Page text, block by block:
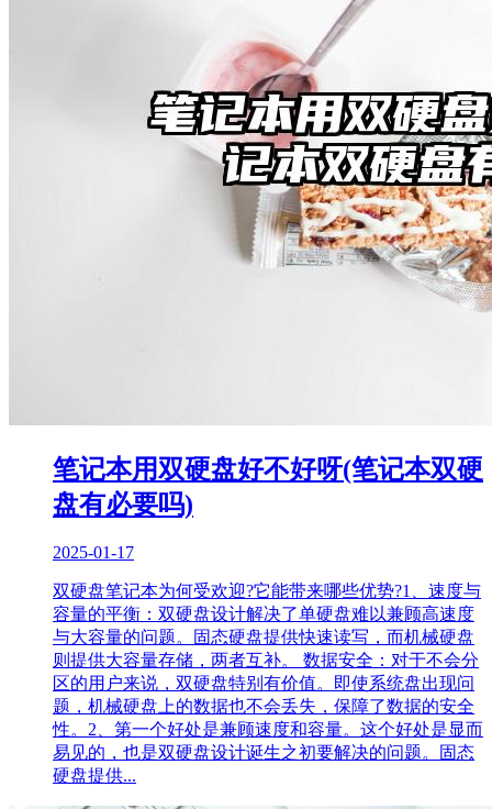
笔记本用双硬盘好不好呀(笔记本双硬
盘有必要吗)
2025-01-17
双硬盘笔记本为何受欢迎?它能带来哪些优势?1、速度与
容量的平衡：双硬盘设计解决了单硬盘难以兼顾高速度
与大容量的问题。固态硬盘提供快速读写，而机械硬盘
则提供大容量存储，两者互补。 数据安全：对于不会分
区的用户来说，双硬盘特别有价值。即使系统盘出现问
题，机械硬盘上的数据也不会丢失，保障了数据的安全
性。2、第一个好处是兼顾速度和容量。这个好处是显而
易见的，也是双硬盘设计诞生之初要解决的问题。固态
硬盘提供...